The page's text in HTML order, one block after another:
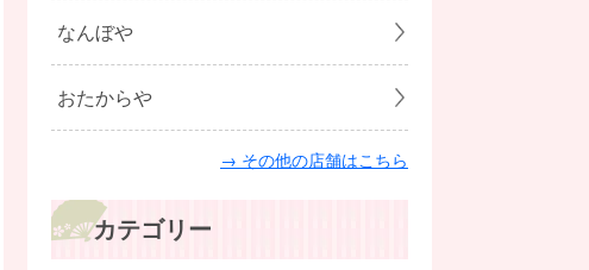
なんぼや
おたからや
→ その他の店舗はこちら
カテゴリー